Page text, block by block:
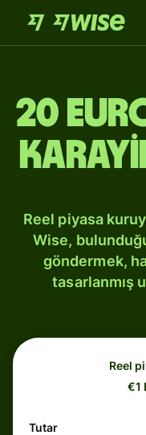
20
Reel piyasa
Wise,
göndermek,
tasarlanmış
Reel
€1
Tutar